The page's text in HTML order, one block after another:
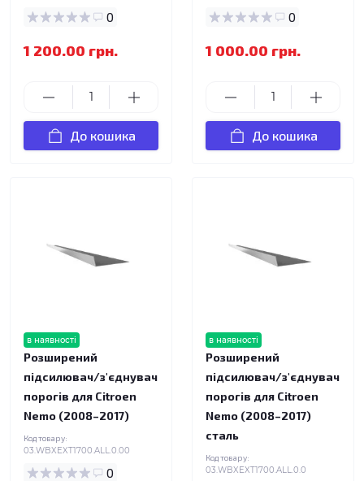
0
1 200.00 грн.
До кошика
0
1 000.00 грн.
До кошика
в наявності
Розширений
підсилювач/з'єднувач
порогів для Citroen
Nemo (2008–2017)
Код товару:
03.WBXEXT1700.ALL.0.00
0
в наявності
Розширений
підсилювач/з'єднувач
порогів для Citroen
Nemo (2008–2017)
сталь
Код товару:
03.WBXEXT1700.ALL.0.0